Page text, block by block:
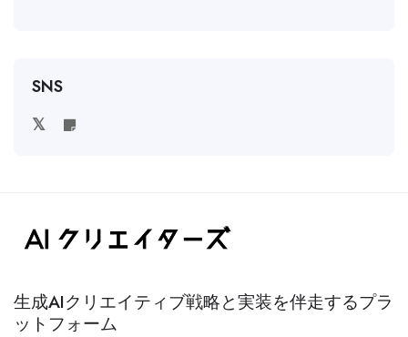
SNS
生成AIクリエイティブ戦略と実装を伴走するプラ
ットフォーム